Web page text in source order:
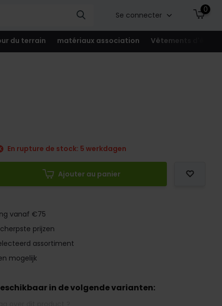
Se connecter
0
du terrain matériaux association Vêtements
En rupture de stock: 5 werkdagen
Ajouter au panier
vanaf €75
prijzen
assortiment
mogelijk
in de volgende varianten: